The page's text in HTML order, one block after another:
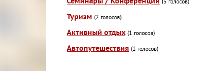
(3 голосов)
Туризм (2 голосов)
Активный отдых (1 голосов)
Автопутешествия (1 голосов)